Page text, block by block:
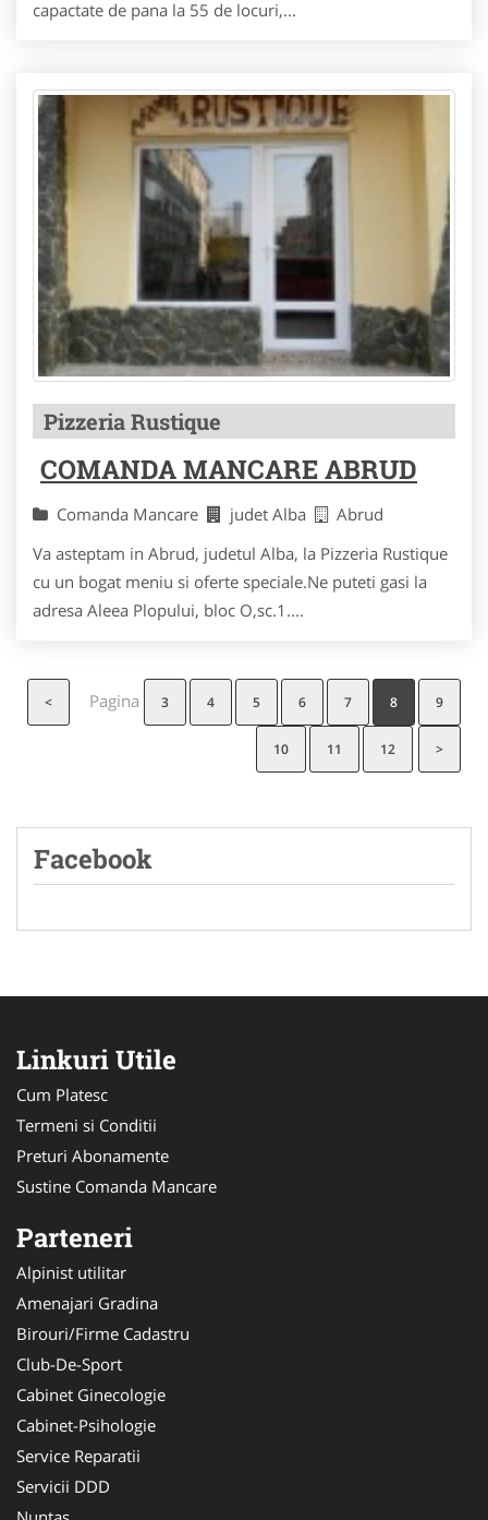
capactate de pana la 55 de locuri,...
Pizzeria Rustique
COMANDA MANCARE ABRUD
Comanda Mancare judet Alba
Abrud
Va asteptam in Abrud, judetul Alba, la Pizzeria Rustique
cu un bogat meniu si oferte speciale.Ne puteti gasi la
adresa Aleea Plopului, bloc O,sc.1....
Pagina
< 3 4 5 6 7 8 9
10 11 12 >
Facebook
Linkuri Utile
Cum Platesc
Termeni si Conditii
Preturi Abonamente
Sustine Comanda Mancare
Parteneri
Alpinist utilitar
Amenajari Gradina
Birouri/Firme Cadastru
Club-De-Sport
Cabinet Ginecologie
Cabinet-Psihologie
Service Reparatii
Servicii DDD